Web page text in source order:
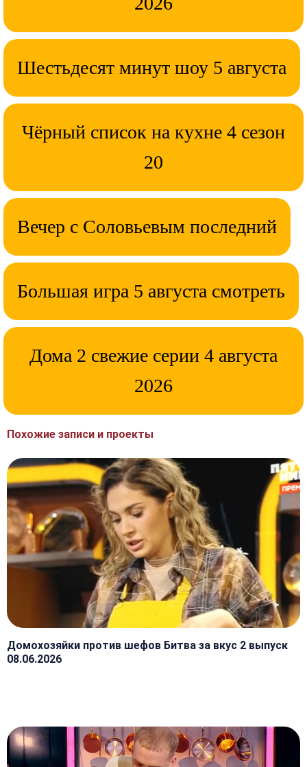
Шестьдесят минут шоу 5 августа
Чёрный список на кухне 4 сезон
20
Вечер с Соловьевым последний
Большая игра 5 августа смотреть
Дома 2 свежие серии 4 августа
2026
Похожие записи и проекты
Домохозяйки против шефов Битва за вкус 2 выпуск
08.06.2026